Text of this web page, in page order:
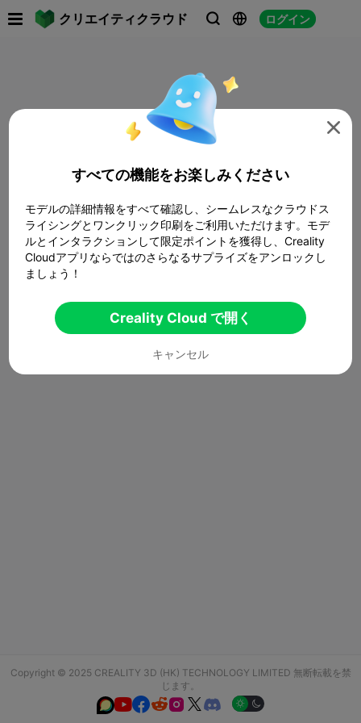
クリエイティクラウド   ログイン
Copyright © 2025 CREALITY 3D (HK) TECHNOLOGY LIMITED 無断転載を禁
じます。
  

すべての機能をお楽しみください
モデルの詳細情報をすべて確認し、シームレスなクラウドス
ライシングとワンクリック印刷をご利用いただけます。モデ
ルとインタラクションして限定ポイントを獲得し、Creality
Cloudアプリならではのさらなるサプライズをアンロックし
ましょう！
Creality Cloud で開く
キャンセル